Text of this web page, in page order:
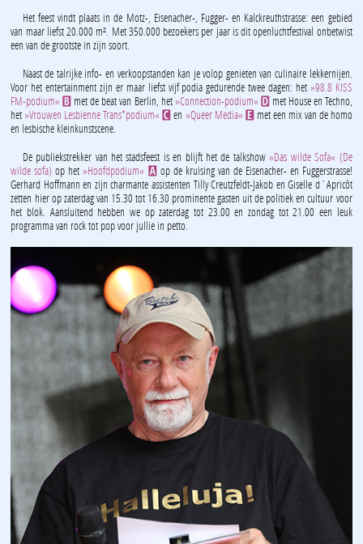
Het feest vindt plaats in de Motz-, Eisenacher-, Fugger- en Kalckreuthstrasse: een gebied
van maar liefst 20.000 m². Met 350.000 bezoekers per jaar is dit openluchtfestival onbetwist
een van de grootste in zijn soort.
Naast de talrijke info- en verkoopstanden kan je volop genieten van culinaire lekkernijen.
Voor het entertainment zijn er maar liefst vijf podia gedurende twee dagen: het »98.8 KISS
FM-podium«B met de beat van Berlin, het»Connection-podium« Dmet House en Techno,
het»Vrouwen Lesbienne Trans*podium«Cen »Queer Media« Emet een mix van de homo
en lesbische kleinkunstscene.
De publiekstrekker van het stadsfeest is en blijft het de talkshow»Das wilde Sofa« (De
wilde sofa) op het»Hoofdpodium« Aop de kruising van de Eisenacher- en Fuggerstrasse!
Gerhard Hoffmann en zijn charmante assistenten Tilly Creutzfeldt-Jakob en Giselle d´Apricôt
zetten hier op zaterdag van 15.30 tot 16.30 prominente gasten uit de politiek en cultuur voor
het blok. Aansluitend hebben we op zaterdag tot 23.00 en zondag tot 21.00 een leuk
programma van rock tot pop voor jullie in petto.